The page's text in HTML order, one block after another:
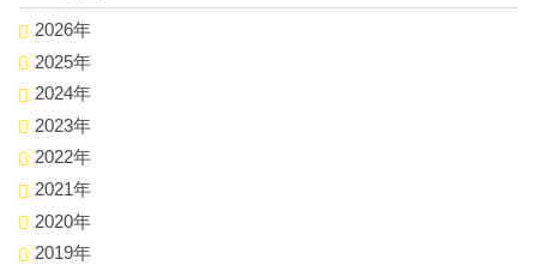
2026年
2025年
2024年
2023年
2022年
2021年
2020年
2019年